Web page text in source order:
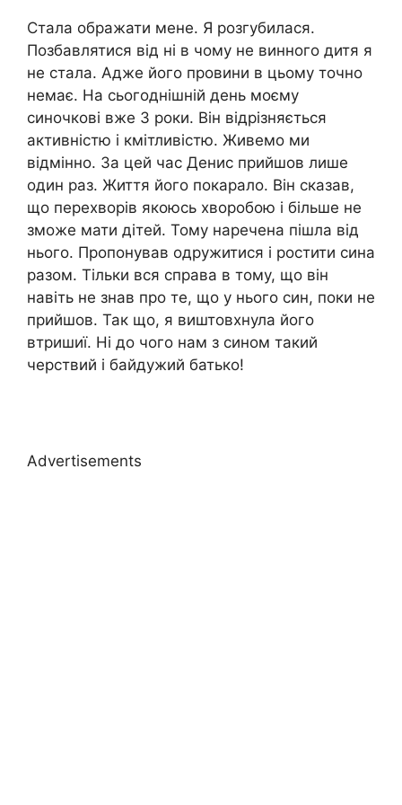
Стала ображати мене. Я розгубилася.
Позбавлятися від ні в чому не винного дитя я
не стала. Адже його провини в цьому точно
немає. На сьогоднішній день моєму
синочкові вже 3 роки. Він відрізняється
активністю і кмітливістю. Живемо ми
відмінно. За цей час Денис прийшов лише
один раз. Життя його покарало. Він сказав,
що перехворів якоюсь хворобою і більше не
зможе мати дітей. Тому наречена пішла від
нього. Пропонував одружитися і ростити сина
разом. Тільки вся справа в тому, що він
навіть не знав про те, що у нього син, поки не
прийшов. Так що, я виштовхнула його
втришиї. Ні до чого нам з сином такий
черствий і байдужий батько!
Advertisements